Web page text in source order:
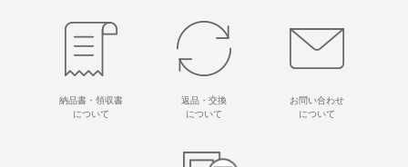
納品書・領収書
について
返品・交換
について
お問い合わせ
について